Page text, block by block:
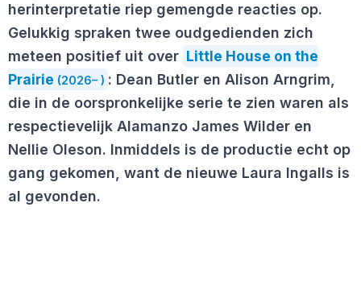
herinterpretatie riep gemengde reacties op.
Gelukkig spraken twee oudgedienden zich
meteen positief uit over Little House on the
Prairie (2026– ) : Dean Butler en Alison Arngrim,
die in de oorspronkelijke serie te zien waren als
respectievelijk Alamanzo James Wilder en
Nellie Oleson. Inmiddels is de productie echt op
gang gekomen, want de nieuwe Laura Ingalls is
al gevonden.